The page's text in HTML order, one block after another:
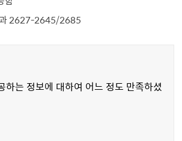
과 2627-2645/2685
하는 정보에 대하여 어느 정도 만족하셨